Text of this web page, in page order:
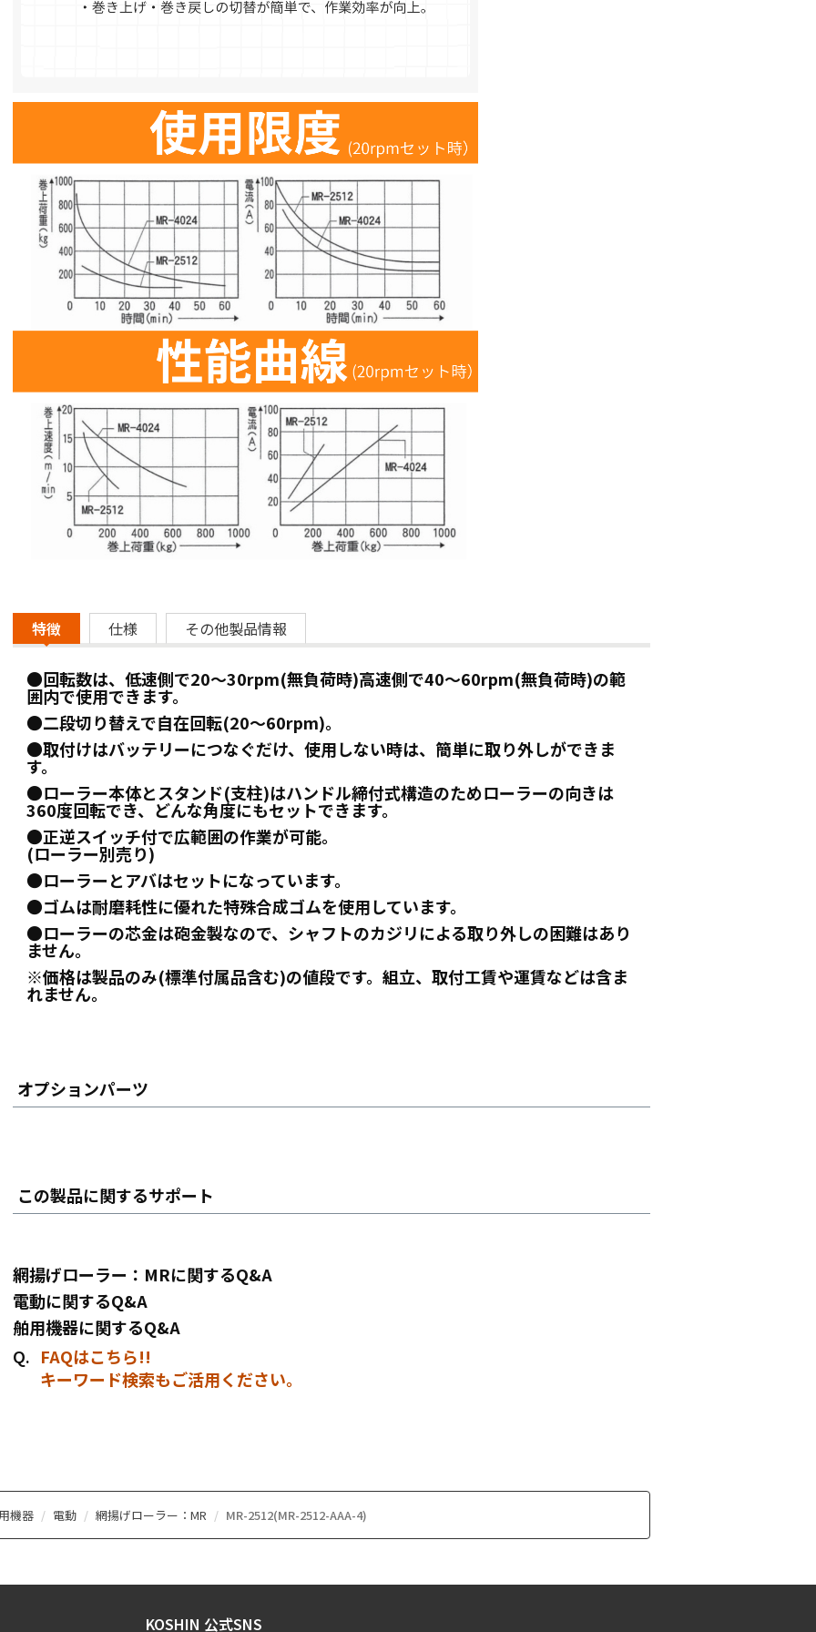
特徴 仕様 その他製品情報
●回転数は、低速側で20～30rpm(無負荷時)高速側で40～60rpm(無負荷時)の範
囲内で使用できます。
●二段切り替えで自在回転(20～60rpm)。
●取付けはバッテリーにつなぐだけ、使用しない時は、簡単に取り外しができま
す。
●ローラー本体とスタンド(支柱)はハンドル締付式構造のためローラーの向きは
360度回転でき、どんな角度にもセットできます。
●正逆スイッチ付で広範囲の作業が可能。
(ローラー別売り)
●ローラーとアバはセットになっています。
●ゴムは耐磨耗性に優れた特殊合成ゴムを使用しています。
●ローラーの芯金は砲金製なので、シャフトのカジリによる取り外しの困難はあり
ません。
※価格は製品のみ(標準付属品含む)の値段です。組立、取付工賃や運賃などは含ま
れません。
オプションパーツ
この製品に関するサポート
網揚げローラー：MRに関するQ&A
電動に関するQ&A
舶用機器に関するQ&A
FAQはこちら!!
キーワード検索もご活用ください。
機器 電動 網揚げローラー：MR MR-2512(MR-2512-AAA-4)
KOSHIN 公式SNS